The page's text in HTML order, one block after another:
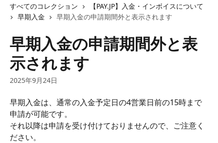
すべてのコレクション
【PAY.JP】入金・インボイスについて
早期入金
早期入金の申請期間外と表示されます
早期入金の申請期間外と表
示されます
2025年9月24日
早期入金は、通常の入金予定日の4営業日前の15時まで
申請が可能です。
それ以降は申請を受け付けておりませんので、ご注意く
ださい。